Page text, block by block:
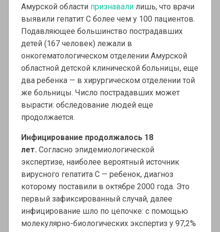
Амурской области признавалилишь, что врачи
выявили гепатит С более чем у 100 пациентов.
Подавляющее большинство пострадавших
детей (167 человек) лежали в
онкогематологическом отделении Амурской
областной детской клинической больницы, еще
два ребенка — в хирургическом отделении той
же больницы. Число пострадавших может
вырасти: обследование людей еще
продолжается.
Инфицирование продолжалось 18
лет. Согласно эпидемиологической
экспертизе, наиболее вероятный источник
вирусного гепатита С — ребенок, диагноз
которому поставили в октябре 2000 года. Это
первый зафиксированный случай, далее
инфицирование шло по цепочке: с помощью
молекулярно-биологических экспертиз у 97,2%